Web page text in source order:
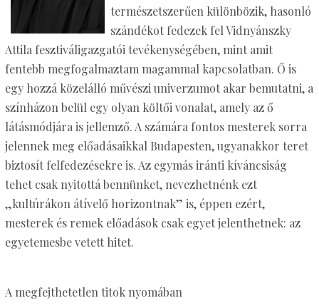
természetszerűen különbözik, hasonló
szándékot fedezek fel Vidnyánszky
Attila fesztiváligazgatói tevékenységében, mint amit
fentebb megfogalmaztam magammal kapcsolatban. Ő is
egy hozzá közelálló művészi univerzumot akar bemutatni, a
színházon belül egy olyan költői vonalat, amely az ő
látásmódjára is jellemző. A számára fontos mesterek sorra
jelennek meg előadásaikkal Budapesten, ugyanakkor teret
biztosít felfedezésekre is. Az egymás iránti kíváncsiság
tehet csak nyitottá bennünket, nevezhetnénk ezt
„kultúrákon átívelő horizontnak” is, éppen ezért,
mesterek és remek előadások csak egyet jelenthetnek: az
egyetemesbe vetett hitet.
A megfejthetetlen titok nyomában